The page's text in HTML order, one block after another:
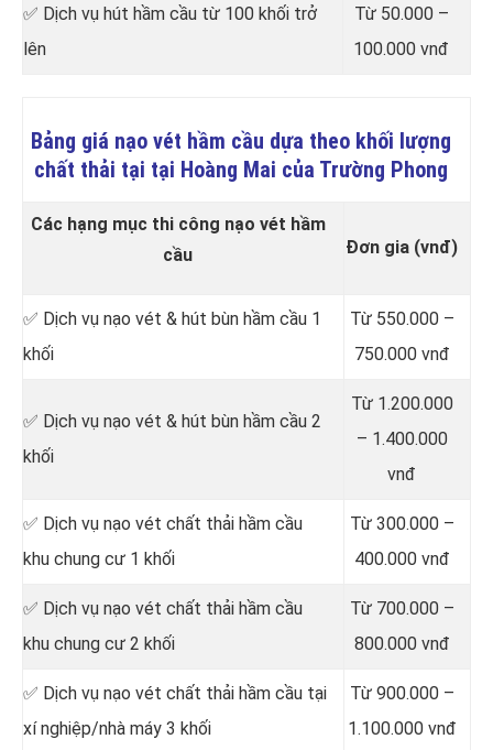
✅ Dịch vụ hút hầm cầu từ 100 khối trở
lên
Từ 50.000 –
100.000 vnđ
Bảng giá nạo vét hầm cầu dựa theo khối lượng
chất thải tại tại Hoàng Mai của Trường Phong
Các hạng mục thi công nạo vét hầm
cầu
Đơn gia (vnđ)
✅ Dịch vụ nạo vét & hút bùn hầm cầu 1
khối
Từ 550.000 –
750.000 vnđ
✅ Dịch vụ nạo vét & hút bùn hầm cầu 2
khối
Từ 1.200.000
– 1.400.000
vnđ
✅ Dịch vụ nạo vét chất thải hầm cầu
khu chung cư 1 khối
Từ 300.000 –
400.000 vnđ
✅ Dịch vụ nạo vét chất thải hầm cầu
khu chung cư 2 khối
Từ 700.000 –
800.000 vnđ
✅ Dịch vụ nạo vét chất thải hầm cầu tại
xí nghiệp/nhà máy 3 khối
Từ 900.000 –
1.100.000 vnđ